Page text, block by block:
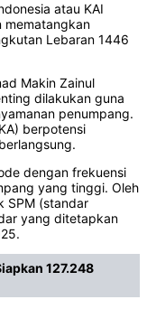
atau KAI
mematangkan
Lebaran 1446
Makin Zainul
dilakukan guna
penumpang.
berpotensi
dengan frekuensi
yang tinggi. Oleh
SPM (standar
yang ditetapkan
127.248